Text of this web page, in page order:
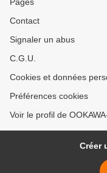
Contact
Signaler un abus
C.G.U.
Cookies et données
Préférences cookies
Voir le profil de
Créer